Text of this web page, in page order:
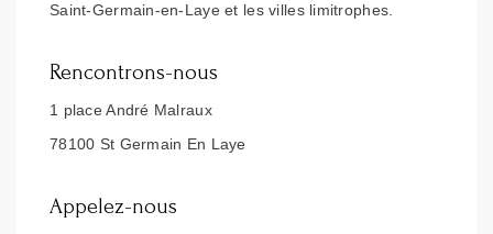
Saint-Germain-en-Laye et les villes limitrophes.
Rencontrons-nous
1 place André Malraux
78100 St Germain En Laye
Appelez-nous